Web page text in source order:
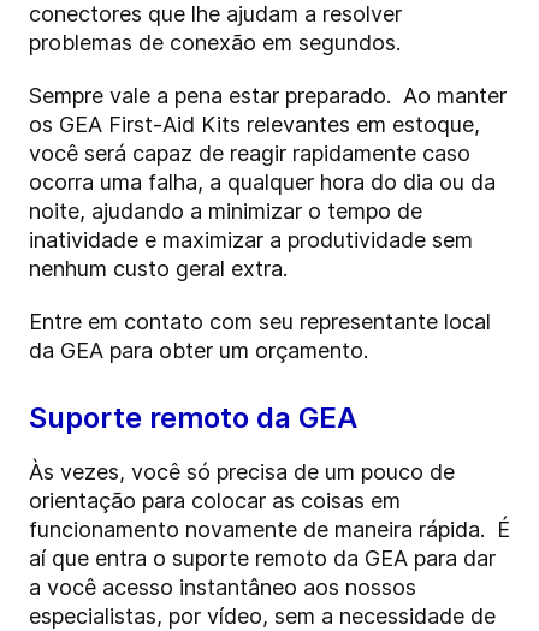
conectores que lhe ajudam a resolver
problemas de conexão em segundos.
Sempre vale a pena estar preparado. Ao manter
os GEA First-Aid Kits relevantes em estoque,
você será capaz de reagir rapidamente caso
ocorra uma falha, a qualquer hora do dia ou da
noite, ajudando a minimizar o tempo de
inatividade e maximizar a produtividade sem
nenhum custo geral extra.
Entre em contato com seu representante local
da GEA para obter um orçamento.
Suporte remoto da GEA
Às vezes, você só precisa de um pouco de
orientação para colocar as coisas em
funcionamento novamente de maneira rápida. É
aí que entra o suporte remoto da GEA para dar
a você acesso instantâneo aos nossos
especialistas, por vídeo, sem a necessidade de